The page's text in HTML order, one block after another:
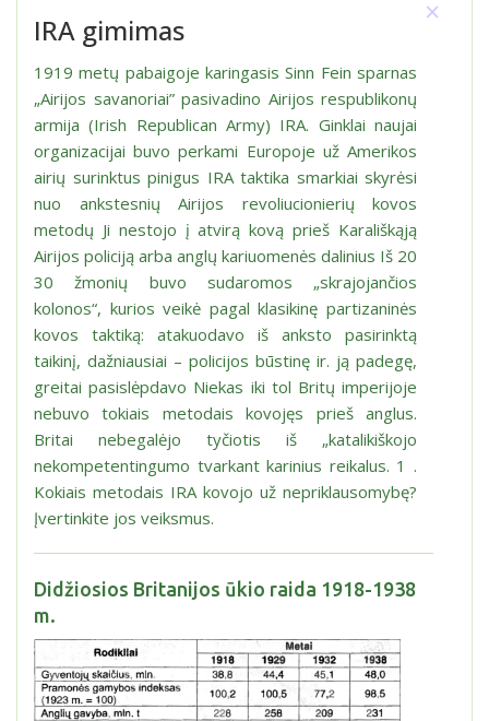
×
IRA gimimas
1919 metų pabaigoje karingasis Sinn Fein sparnas
„Airijos savanoriai” pasivadino Airijos respublikonų
armija (Irish Republican Army) IRA. Ginklai naujai
organizacijai buvo perkami Europoje už Amerikos
airių surinktus pinigus IRA taktika smarkiai skyrėsi
nuo ankstesnių Airijos revoliucionierių kovos
metodų Ji nestojo į atvirą kovą prieš Karališkąją
Airijos policiją arba anglų kariuomenės dalinius Iš 20
30 žmonių buvo sudaromos „skrajojančios
kolonos“, kurios veikė pagal klasikinę partizaninės
kovos taktiką: atakuodavo iš anksto pasirinktą
taikinį, dažniausiai – policijos būstinę ir. ją padegę,
greitai pasislėpdavo Niekas iki tol Britų imperijoje
nebuvo tokiais metodais kovojęs prieš anglus.
Britai nebegalėjo tyčiotis iš „katalikiškojo
nekompetentingumo tvarkant karinius reikalus. 1 .
Kokiais metodais IRA kovojo už nepriklausomybę?
Įvertinkite jos veiksmus.
Didžiosios Britanijos ūkio raida 1918-1938
m.